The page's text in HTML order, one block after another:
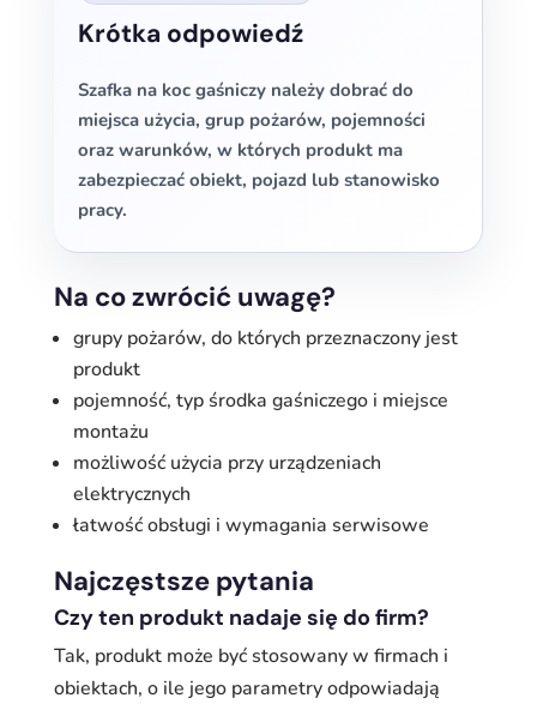
Krótka odpowiedź
Szafka na koc gaśniczy należy dobrać do
miejsca użycia, grup pożarów, pojemności
oraz warunków, w których produkt ma
zabezpieczać obiekt, pojazd lub stanowisko
pracy.
Na co zwrócić uwagę?
grupy pożarów, do których przeznaczony jest
produkt
pojemność, typ środka gaśniczego i miejsce
montażu
możliwość użycia przy urządzeniach
elektrycznych
łatwość obsługi i wymagania serwisowe
Najczęstsze pytania
Czy ten produkt nadaje się do firm?
Tak, produkt może być stosowany w firmach i
obiektach, o ile jego parametry odpowiadają